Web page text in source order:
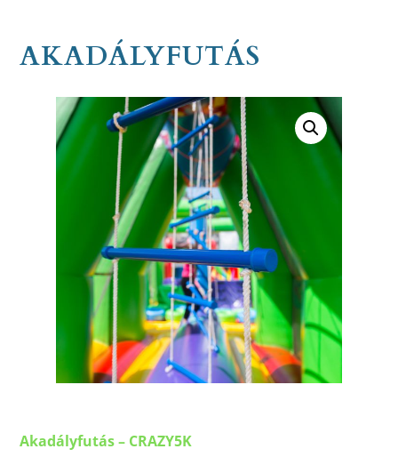
AKADÁLYFUTÁS
Akadályfutás – CRAZY5K